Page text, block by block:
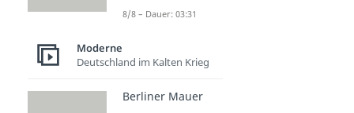
Operation Walküre
Swastika
Dauer: 04:40
8/8 – Dauer: 03:31
Moderne
Deutschland im Kalten Krieg
Berliner Mauer